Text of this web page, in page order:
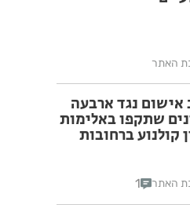
האתר
אישום נגד ארבעה
שתקפו באלימות
קולנוע ברחובות
האתר 1